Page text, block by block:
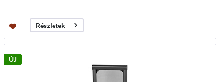
Részletek
ÚJ